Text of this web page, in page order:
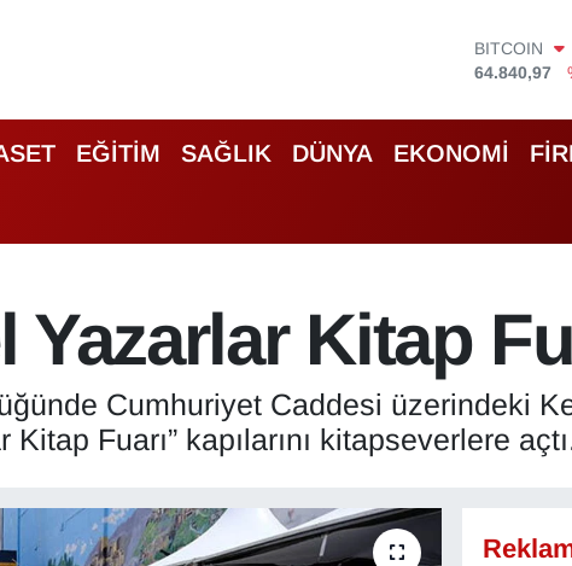
DOLAR
47,7436
55,2510
STERLİN
64,4811
BİST100
64.840,97
EĞİTİM SAĞLIK DÜNYA EKONOMİ
Yazarlar Kitap
Cumhuriyet Caddesi üzerindeki
Fuarı” kapılarını kitapseverlere